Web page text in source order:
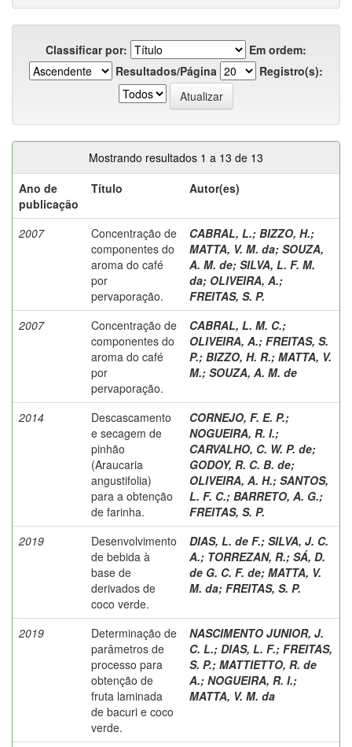
Classificar por:
Em ordem:
Resultados/Página
Registro(s):
Mostrando resultados 1 a 13 de 13
Ano de
publicação
Título Autor(es)
2007
Concentração de
componentes do
aroma do café
por
pervaporação.
CABRAL, L.; BIZZO, H.;
MATTA, V. M. da; SOUZA,
A. M. de; SILVA, L. F. M.
da; OLIVEIRA, A.;
FREITAS, S. P.
2007
Concentração de
componentes do
aroma do café
por
pervaporação.
CABRAL, L. M. C.;
OLIVEIRA, A.; FREITAS, S.
P.; BIZZO, H. R.; MATTA, V.
M.; SOUZA, A. M. de
2014
Descascamento
e secagem de
pinhão
(Araucaria
angustifolia)
para a obtenção
de farinha.
CORNEJO, F. E. P.;
NOGUEIRA, R. I.;
CARVALHO, C. W. P. de;
GODOY, R. C. B. de;
OLIVEIRA, A. H.; SANTOS,
L. F. C.; BARRETO, A. G.;
FREITAS, S. P.
2019
Desenvolvimento
de bebida à
base de
derivados de
coco verde.
DIAS, L. de F.; SILVA, J. C.
A.; TORREZAN, R.; SÁ, D.
de G. C. F. de; MATTA, V.
M. da; FREITAS, S. P.
2019
Determinação de
parâmetros de
processo para
obtenção de
fruta laminada
de bacuri e coco
verde.
NASCIMENTO JUNIOR, J.
C. L.; DIAS, L. F.; FREITAS,
S. P.; MATTIETTO, R. de
A.; NOGUEIRA, R. I.;
MATTA, V. M. da